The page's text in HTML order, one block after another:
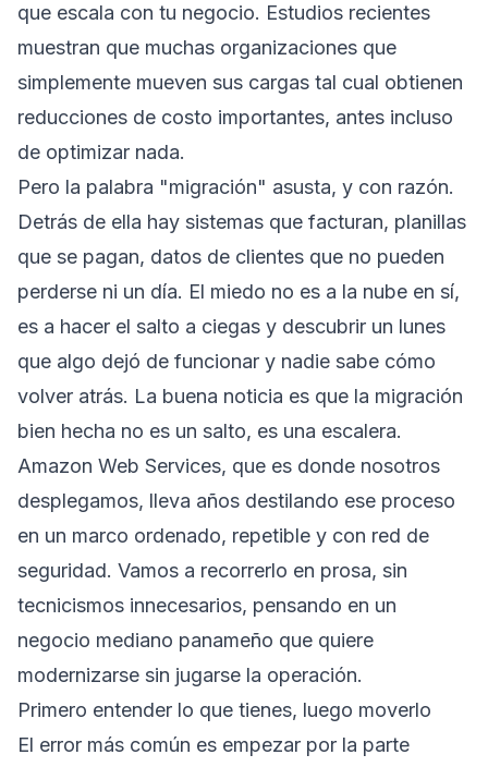
que escala con tu negocio. Estudios recientes
muestran que muchas organizaciones que
simplemente mueven sus cargas tal cual obtienen
reducciones de costo importantes, antes incluso
de optimizar nada.
Pero la palabra "migración" asusta, y con razón.
Detrás de ella hay sistemas que facturan, planillas
que se pagan, datos de clientes que no pueden
perderse ni un día. El miedo no es a la nube en sí,
es a hacer el salto a ciegas y descubrir un lunes
que algo dejó de funcionar y nadie sabe cómo
volver atrás. La buena noticia es que la migración
bien hecha no es un salto, es una escalera.
Amazon Web Services, que es donde nosotros
desplegamos, lleva años destilando ese proceso
en un marco ordenado, repetible y con red de
seguridad. Vamos a recorrerlo en prosa, sin
tecnicismos innecesarios, pensando en un
negocio mediano panameño que quiere
modernizarse sin jugarse la operación.
Primero entender lo que tienes, luego moverlo
El error más común es empezar por la parte